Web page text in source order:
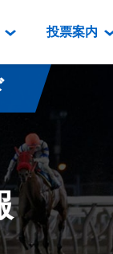
番組・級
開催
重賞
スタ
コンテンツ
重賞競走VTR
重賞競走参考VTR
レースダイジェスト
新馬ダイジェスト
投票案内
門別競馬場情報
門別競馬場グルメ
とねっこジン
いずみ食堂
ルンビニフー
勝馬屋